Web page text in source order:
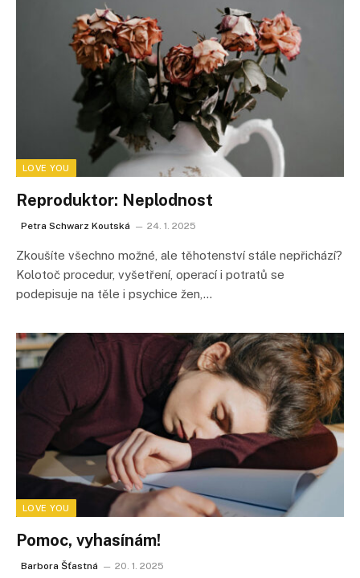
LOVE YOU
Reproduktor: Neplodnost
Petra Schwarz Koutská 24. 1. 2025
Zkoušíte všechno možné, ale těhotenství stále nepřichází?
Kolotoč procedur, vyšetření, operací i potratů se
podepisuje na těle i psychice žen,…
LOVE YOU
Pomoc, vyhasínám!
Barbora Šťastná 20. 1. 2025